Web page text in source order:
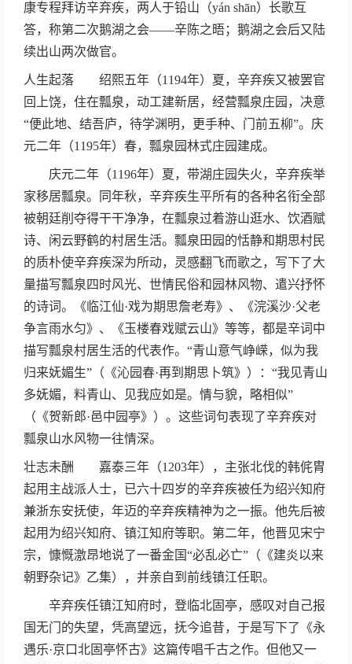
康专程拜访辛弃疾，两人于铅山（yán shān）长歌互
答，称第二次鹅湖之会——辛陈之晤；鹅湖之会后又陆
续出山两次做官。
人生起落 绍熙五年（1194年）夏，辛弃疾又被罢官
回上饶，住在瓢泉，动工建新居，经营瓢泉庄园，决意
“便此地、结吾庐，待学渊明，更手种、门前五柳”。庆
元二年（1195年）春，瓢泉园林式庄园建成。
庆元二年（1196年）夏，带湖庄园失火，辛弃疾举
家移居瓢泉。同年秋，辛弃疾生平所有的各种名衔全部
被朝廷削夺得干干净净，在瓢泉过着游山逛水、饮酒赋
诗、闲云野鹤的村居生活。瓢泉田园的恬静和期思村民
的质朴使辛弃疾深为所动，灵感翻飞而歌之，写下了大
量描写瓢泉四时风光、世情民俗和园林风物、遣兴抒怀
的诗词。《临江仙·戏为期思詹老寿》、《浣溪沙·父老
争言雨水匀》、《玉楼春戏赋云山》等等，都是辛词中
描写瓢泉村居生活的代表作。“青山意气峥嵘，似为我
归来妩媚生”（《沁园春·再到期思卜筑》）：“我见青山
多妩媚，料青山、见我应如是。情与貌，略相似”
（《贺新郎·邑中园亭》）。这些词句表现了辛弃疾对
瓢泉山水风物一往情深。
壮志未酬 嘉泰三年（1203年），主张北伐的韩侂胄
起用主战派人士，已六十四岁的辛弃疾被任为绍兴知府
兼浙东安抚使，年迈的辛弃疾精神为之一振。他先后被
起用为绍兴知府、镇江知府等职。第二年，他晋见宋宁
宗，慷慨激昂地说了一番金国“必乱必亡”（《建炎以来
朝野杂记》乙集），并亲自到前线镇江任职。
辛弃疾任镇江知府时，登临北固亭，感叹对自己报
国无门的失望，凭高望远，抚今追昔，于是写下了《永
遇乐·京口北固亭怀古》这篇传唱千古之作。但他又一